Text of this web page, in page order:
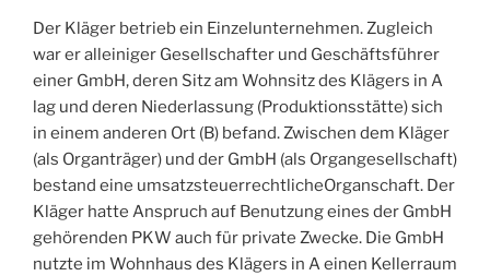
Der Kläger betrieb ein Einzelunternehmen. Zugleich
war er alleiniger Gesellschafter und Geschäftsführer
einer GmbH, deren Sitz am Wohnsitz des Klägers in A
lag und deren Niederlassung (Produktionsstätte) sich
in einem anderen Ort (B) befand. Zwischen dem Kläger
(als Organträger) und der GmbH (als Organgesellschaft)
bestand eine umsatzsteuerrechtlicheOrganschaft. Der
Kläger hatte Anspruch auf Benutzung eines der GmbH
gehörenden PKW auch für private Zwecke. Die GmbH
nutzte im Wohnhaus des Klägers in A einen Kellerraum